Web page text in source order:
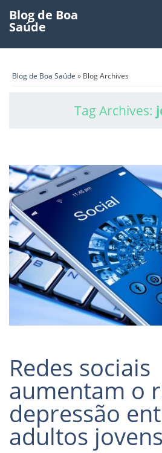
Blog de Boa
Saúde
Blog de Boa Saúde » Blog Archives
Tag Archives:
Read more
Redes sociais
aumentam o
depressão
adultos jovens